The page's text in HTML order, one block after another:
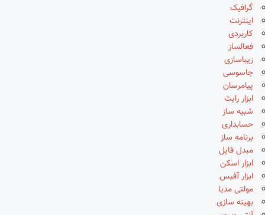
گرافیک
اینترنت
کاربردی
فعالساز
زیباسازی
جاسوسی
پیامرسان
ابزار رایت
شبیه ساز
حسابداری
برنامه ساز
مبدل فایل
ابزار اسکن
ابزار آفیس
مولتی مدیا
بهینه سازی